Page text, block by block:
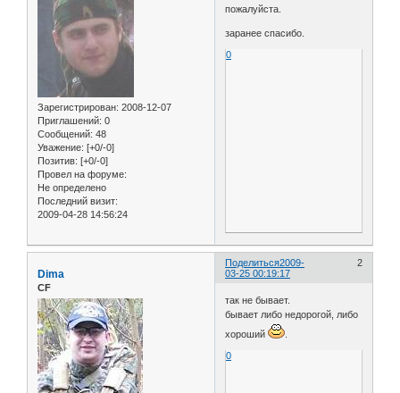
Зарегистрирован: 2008-12-07
Приглашений: 0
Сообщений: 48
Уважение: [+0/-0]
Позитив: [+0/-0]
Провел на форуме:
Не определено
Последний визит:
2009-04-28 14:56:24
пожалуйста.
заранее спасибо.
0
Поделиться 2
2009-
03-25 00:19:17
Dima
CF
так не бывает.
бывает либо недорогой, либо
хороший
0